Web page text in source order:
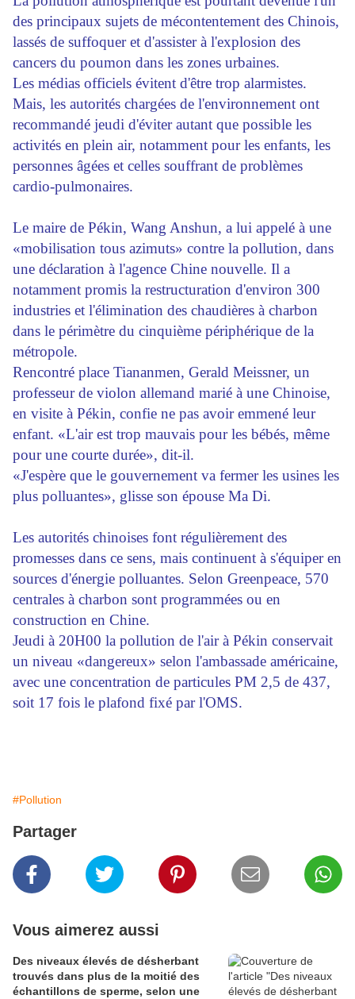
des principaux sujets de mécontentement des Chinois,
lassés de suffoquer et d'assister à l'explosion des
cancers du poumon dans les zones urbaines.
Les médias officiels évitent d'être trop alarmistes.
Mais, les autorités chargées de l'environnement ont
recommandé jeudi d'éviter autant que possible les
activités en plein air, notamment pour les enfants, les
personnes âgées et celles souffrant de problèmes
cardio-pulmonaires.
Le maire de Pékin, Wang Anshun, a lui appelé à une
«mobilisation tous azimuts» contre la pollution, dans
une déclaration à l'agence Chine nouvelle. Il a
notamment promis la restructuration d'environ 300
industries et l'élimination des chaudières à charbon
dans le périmètre du cinquième périphérique de la
métropole.
Rencontré place Tiananmen, Gerald Meissner, un
professeur de violon allemand marié à une Chinoise,
en visite à Pékin, confie ne pas avoir emmené leur
enfant. «L'air est trop mauvais pour les bébés, même
pour une courte durée», dit-il.
«J'espère que le gouvernement va fermer les usines les
plus polluantes», glisse son épouse Ma Di.
Les autorités chinoises font régulièrement des
promesses dans ce sens, mais continuent à s'équiper en
sources d'énergie polluantes. Selon Greenpeace, 570
centrales à charbon sont programmées ou en
construction en Chine.
Jeudi à 20H00 la pollution de l'air à Pékin conservait
un niveau «dangereux» selon l'ambassade américaine,
avec une concentration de particules PM 2,5 de 437,
soit 17 fois le plafond fixé par l'OMS.
#Pollution
Partager
Vous aimerez aussi
Des niveaux élevés de désherbant
trouvés dans plus de la moitié des
échantillons de sperme, selon une